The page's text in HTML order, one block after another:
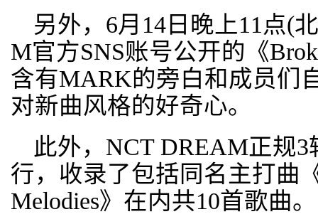
另外，6月14日晚上11点(
M官方SNS账号公开的《
含有MARK的旁白和成员们
对新曲风格的好奇心。
此外，NCT DREAM正规
行，收录了包括同名主打曲
Melodies》在内共10首歌曲。